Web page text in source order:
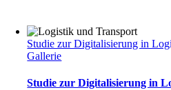
Studie zur Digitalisierung in
Gallerie
Studie zur Digitalisierung in